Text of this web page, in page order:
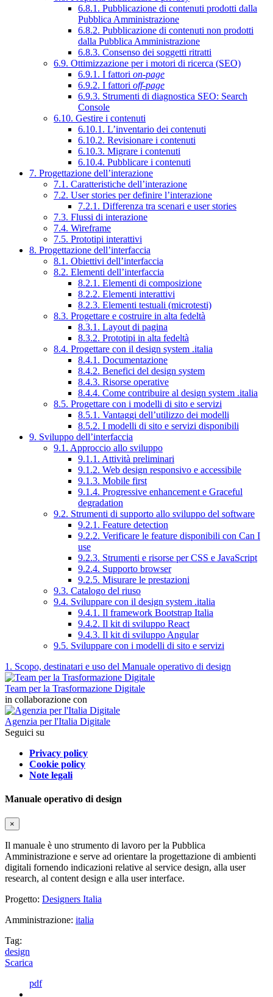
6.8.1. Pubblicazione di contenuti prodotti dalla
Pubblica Amministrazione
6.8.2. Pubblicazione di contenuti non prodotti
dalla Pubblica Amministrazione
6.8.3. Consenso dei soggetti ritratti
6.9. Ottimizzazione per i motori di ricerca (SEO)
6.9.1. I fattori on-page
6.9.2. I fattori off-page
6.9.3. Strumenti di diagnostica SEO: Search
Console
6.10. Gestire i contenuti
6.10.1. L’inventario dei contenuti
6.10.2. Revisionare i contenuti
6.10.3. Migrare i contenuti
6.10.4. Pubblicare i contenuti
7. Progettazione dell’interazione
7.1. Caratteristiche dell’interazione
7.2. User stories per definire l’interazione
7.2.1. Differenza tra scenari e user stories
7.3. Flussi di interazione
7.4. Wireframe
7.5. Prototipi interattivi
8. Progettazione dell’interfaccia
8.1. Obiettivi dell’interfaccia
8.2. Elementi dell’interfaccia
8.2.1. Elementi di composizione
8.2.2. Elementi interattivi
8.2.3. Elementi testuali (microtesti)
8.3. Progettare e costruire in alta fedeltà
8.3.1. Layout di pagina
8.3.2. Prototipi in alta fedeltà
8.4. Progettare con il design system .italia
8.4.1. Documentazione
8.4.2. Benefici del design system
8.4.3. Risorse operative
8.4.4. Come contribuire al design system .italia
8.5. Progettare con i modelli di sito e servizi
8.5.1. Vantaggi dell’utilizzo dei modelli
8.5.2. I modelli di sito e servizi disponibili
9. Sviluppo dell’interfaccia
9.1. Approccio allo sviluppo
9.1.1. Attività preliminari
9.1.2. Web design responsivo e accessibile
9.1.3. Mobile first
9.1.4. Progressive enhancement e Graceful
degradation
9.2. Strumenti di supporto allo sviluppo del software
9.2.1. Feature detection
9.2.2. Verificare le feature disponibili con Can I
use
9.2.3. Strumenti e risorse per CSS e JavaScript
9.2.4. Supporto browser
9.2.5. Misurare le prestazioni
9.3. Catalogo del riuso
9.4. Sviluppare con il design system .italia
9.4.1. Il framework Bootstrap Italia
9.4.2. Il kit di sviluppo React
9.4.3. Il kit di sviluppo Angular
9.5. Sviluppare con i modelli di sito e servizi
1. Scopo, destinatari e uso del Manuale operativo di design
Team per la Trasformazione Digitale
in collaborazione con
Agenzia per l'Italia Digitale
Seguici su
Privacy policy
Cookie policy
Note legali
Manuale operativo di design
×
Il manuale è uno strumento di lavoro per la Pubblica
Amministrazione e serve ad orientare la progettazione di ambienti
digitali fornendo indicazioni relative al service design, alla user
research, al content design e alla user interface.
Progetto: Designers Italia
Amministrazione: italia
Tag:
design
Scarica
pdf